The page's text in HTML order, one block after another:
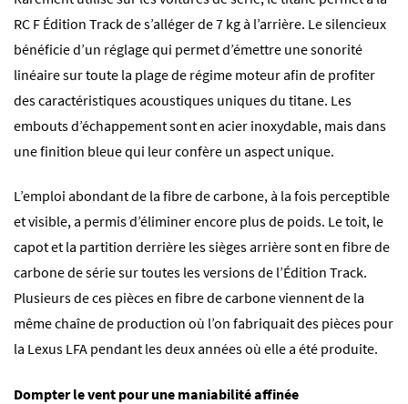
RC F Édition Track de s’alléger de 7 kg à l’arrière. Le silencieux
bénéficie d’un réglage qui permet d’émettre une sonorité
linéaire sur toute la plage de régime moteur afin de profiter
des caractéristiques acoustiques uniques du titane. Les
embouts d’échappement sont en acier inoxydable, mais dans
une finition bleue qui leur confère un aspect unique.
L’emploi abondant de la fibre de carbone, à la fois perceptible
et visible, a permis d’éliminer encore plus de poids. Le toit, le
capot et la partition derrière les sièges arrière sont en fibre de
carbone de série sur toutes les versions de l’Édition Track.
Plusieurs de ces pièces en fibre de carbone viennent de la
même chaîne de production où l’on fabriquait des pièces pour
la Lexus LFA pendant les deux années où elle a été produite.
Dompter le vent pour une maniabilité affinée